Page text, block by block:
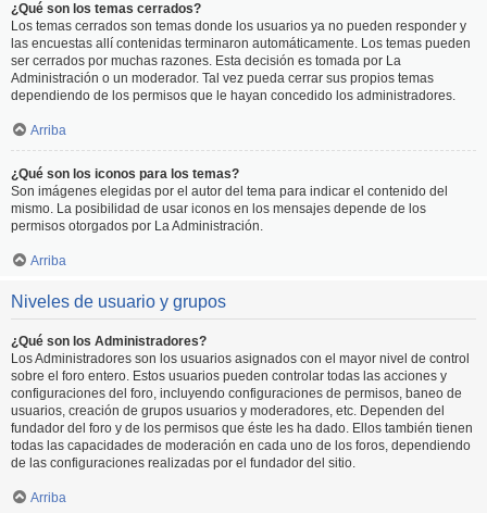
¿Qué son los temas cerrados?
Los temas cerrados son temas donde los usuarios ya no pueden responder y
las encuestas allí contenidas terminaron automáticamente. Los temas pueden
ser cerrados por muchas razones. Esta decisión es tomada por La
Administración o un moderador. Tal vez pueda cerrar sus propios temas
dependiendo de los permisos que le hayan concedido los administradores.
Arriba
¿Qué son los iconos para los temas?
Son imágenes elegidas por el autor del tema para indicar el contenido del
mismo. La posibilidad de usar iconos en los mensajes depende de los
permisos otorgados por La Administración.
Arriba
Niveles de usuario y grupos
¿Qué son los Administradores?
Los Administradores son los usuarios asignados con el mayor nivel de control
sobre el foro entero. Estos usuarios pueden controlar todas las acciones y
configuraciones del foro, incluyendo configuraciones de permisos, baneo de
usuarios, creación de grupos usuarios y moderadores, etc. Dependen del
fundador del foro y de los permisos que éste les ha dado. Ellos también tienen
todas las capacidades de moderación en cada uno de los foros, dependiendo
de las configuraciones realizadas por el fundador del sitio.
Arriba